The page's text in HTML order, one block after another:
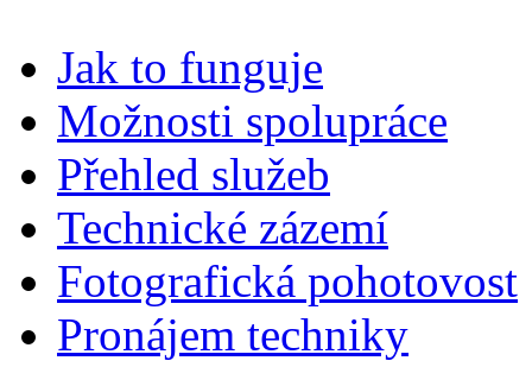
Jak to funguje
Možnosti spolupráce
Přehled služeb
Technické zázemí
Fotografická pohotovost
Pronájem techniky